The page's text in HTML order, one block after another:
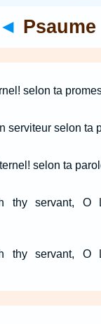
◄ Psaume
selon ta
serviteur selon ta
selon ta
thy servant, O
thy servant, O